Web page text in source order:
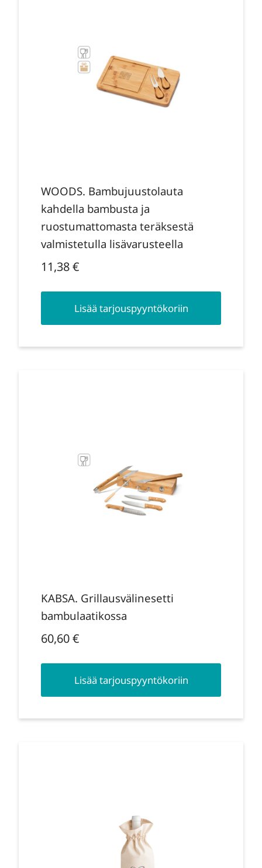
WOODS. Bambujuustolauta
kahdella bambusta ja
ruostumattomasta teräksestä
valmistetulla lisävarusteella
11,38€
Lisää tarjouspyyntökoriin
KABSA. Grillausvälinesetti
bambulaatikossa
60,60€
Lisää tarjouspyyntökoriin